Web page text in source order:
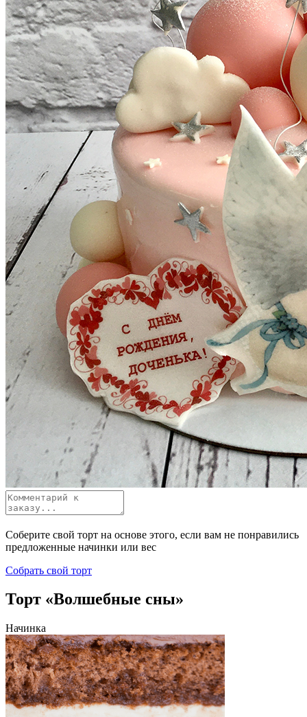
Соберите свой торт на основе этого, если вам не понравились
предложенные начинки или вес
Собрать свой торт
Торт «Волшебные сны»
Начинка